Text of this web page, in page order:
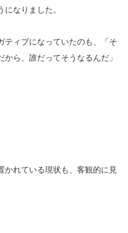
になりました。
ティブになっていたのも、「そ
から、誰だってそうなるんだ」
かれている現状も、客観的に見